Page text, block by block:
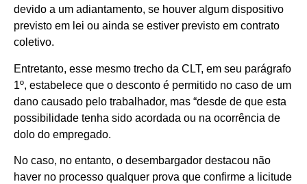
devido a um adiantamento, se houver algum dispositivo
previsto em lei ou ainda se estiver previsto em contrato
coletivo.
Entretanto, esse mesmo trecho da CLT, em seu parágrafo
1º, estabelece que o desconto é permitido no caso de um
dano causado pelo trabalhador, mas “desde de que esta
possibilidade tenha sido acordada ou na ocorrência de
dolo do empregado.
No caso, no entanto, o desembargador destacou não
haver no processo qualquer prova que confirme a licitude